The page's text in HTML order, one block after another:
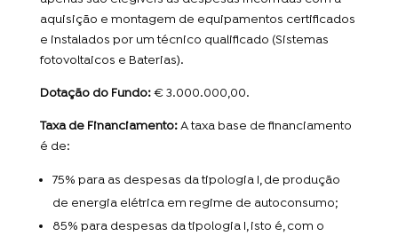
aquisição e montagem de equipamentos certificados
e instalados por um técnico qualificado (Sistemas
fotovoltaicos e Baterias).
Dotação do Fundo:€ 3.000.000,00.
Taxa de Financiamento:A taxa base de financiamento
é de:
75% para as despesas da tipologia I, de produção
de energia elétrica em regime de autoconsumo;
85% para despesas da tipologia I, isto é, com o